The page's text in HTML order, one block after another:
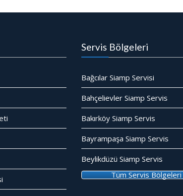
Servis Bölgeleri
Bağcılar Siamp Servisi
Bahçelievler Siamp Servis
Bakırköy Siamp Servis
Bayrampaşa Siamp Servis
Beylikdüzü Siamp Servis
Tüm Servis Bölgeleri